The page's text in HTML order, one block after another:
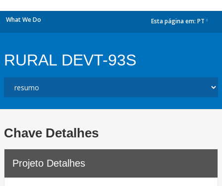
What We Do Esta página em: PT
RURAL DEVT-93S
Chave Detalhes
Projeto Detalhes